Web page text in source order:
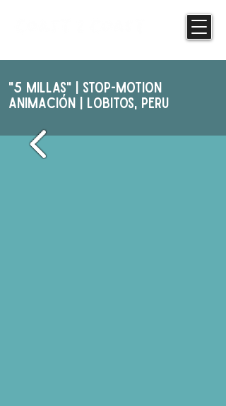
"5 Millas" | STOP-MOTION
ANIMAcIóN | Lobitos, PERU